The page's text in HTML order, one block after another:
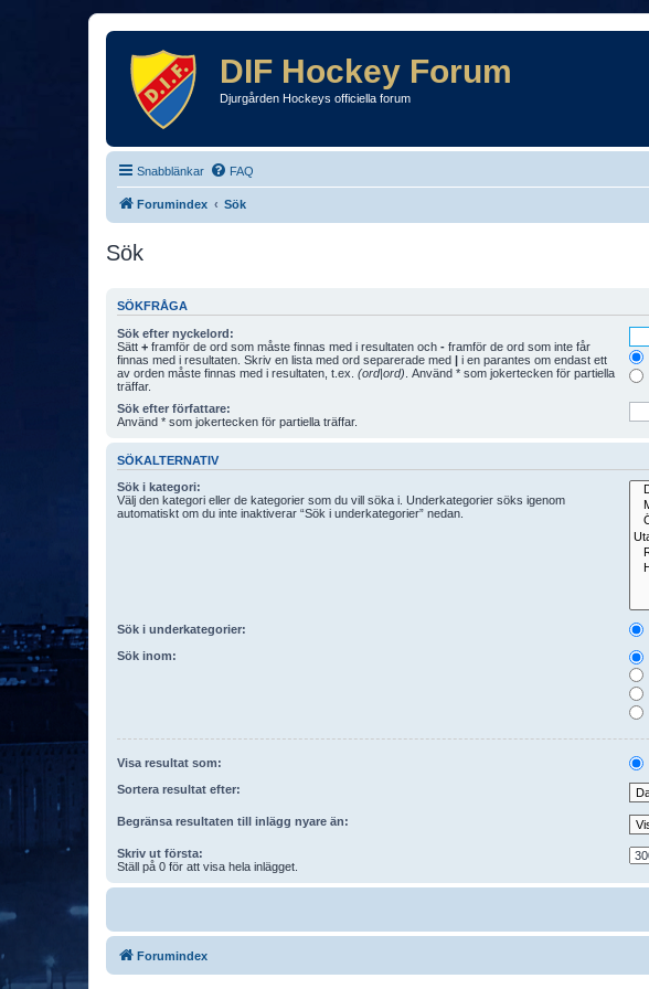
DIF Hockey Forum
Djurgården Hockeys officiella forum
Snabblänkar FAQ
Forumindex Sök
Sök
SÖKFRÅGA
Sök efter nyckelord:
Sätt + framför de ord som måste finnas med i resultaten och - framför de ord som inte får
finnas med i resultaten. Skriv en lista med ord separerade med | i en parantes om endast ett
av orden måste finnas med i resultaten, t.ex. (ord|ord) . Använd * som jokertecken för partiella
träffar.
Sök efter författare:
Använd * som jokertecken för partiella träffar.
SÖKALTERNATIV
Sök i kategori:
Välj den kategori eller de kategorier som du vill söka i. Underkategorier söks igenom
automatiskt om du inte inaktiverar “Sök i underkategorier” nedan.
Sök i underkategorier:
Sök inom:
Visa resultat som:
Sortera resultat efter:
Begränsa resultaten till inlägg nyare än:
Skriv ut första:
Ställ på 0 för att visa hela inlägget.
Forumindex